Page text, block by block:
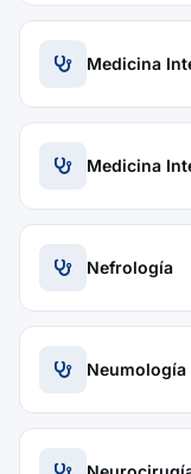
Medicina
Medicina
Nefrología
Neumología